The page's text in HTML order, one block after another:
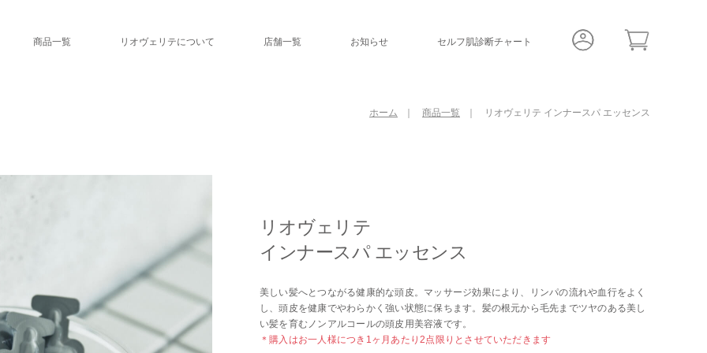
商品一覧 リオヴェリテについて 店舗一覧 お知らせ セルフ肌診断チャート
ホーム 商品一覧 リオヴェリテ インナースパ エッセンス
リオヴェリテ
インナースパ エッセンス
美しい髪へとつながる健康的な頭皮。マッサージ効果により、リンパの流れや血行をよく
し、頭皮を健康でやわらかく強い状態に保ちます。髪の根元から毛先までツヤのある美し
い髪を育むノンアルコールの頭皮用美容液です。
＊購入はお一人様につき1ヶ月あたり2点限りとさせていただきます